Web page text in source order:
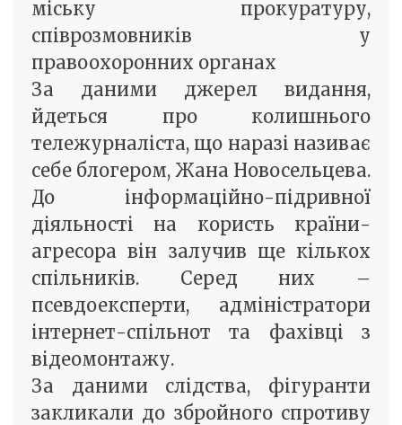
міську прокуратуру,
співрозмовників у
правоохоронних органах
За даними джерел видання,
йдеться про колишнього
тележурналіста, що наразі називає
себе блогером, Жана Новосельцева.
До інформаційно-підривної
діяльності на користь країни-
агресора він залучив ще кількох
спільників. Серед них –
псевдоексперти, адміністратори
інтернет-спільнот та фахівці з
відеомонтажу.
За даними слідства, фігуранти
закликали до збройного спротиву